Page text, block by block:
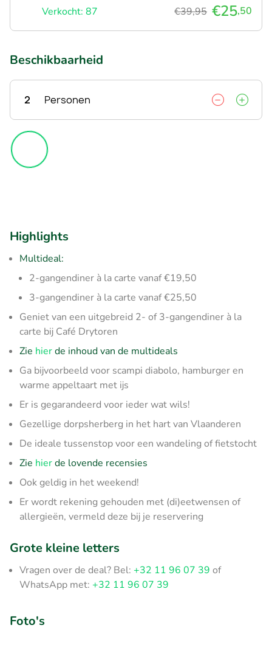
Verkocht: 87
€39,95 €25,50
Beschikbaarheid
2 Personen
Highlights
Multideal:
2-gangendiner à la carte vanaf €19,50
3-gangendiner à la carte vanaf €25,50
Geniet van een uitgebreid 2- of 3-gangendiner à la
carte bij Café Drytoren
Zie hierde inhoud van de multideals
Ga bijvoorbeeld voor scampi diabolo, hamburger en
warme appeltaart met ijs
Er is gegarandeerd voor ieder wat wils!
Gezellige dorpsherberg in het hart van Vlaanderen
De ideale tussenstop voor een wandeling of fietstocht
Zie hierde lovende recensies
Ook geldig in het weekend!
Er wordt rekening gehouden met (di)eetwensen of
allergieën, vermeld deze bij je reservering
Grote kleine letters
Vragen over de deal? Bel: +32 11 96 07 39 of
WhatsApp met: +32 11 96 07 39
Foto's